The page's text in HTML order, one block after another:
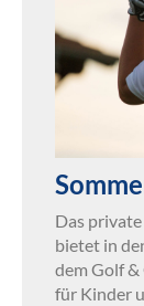
Das
bietet in
dem Golf
für Kinder